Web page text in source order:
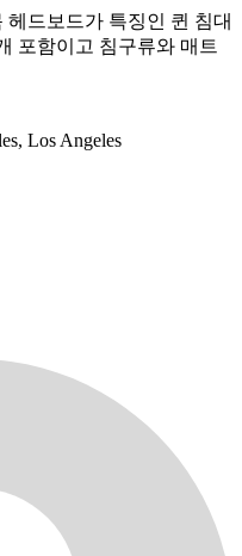
드보드가 특징인 퀸 침대
포함이고 침구류와 매트
Los Angeles